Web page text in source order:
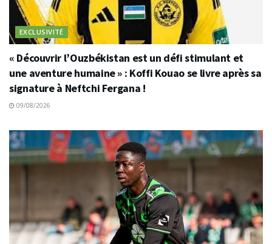
EXCLUSIVITÉ
« Découvrir l’Ouzbékistan est un défi stimulant et
une aventure humaine » : Koffi Kouao se livre après sa
signature à Neftchi Fergana !
09/08/2026